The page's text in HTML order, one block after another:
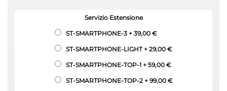
Servizio Estensione
ST-SMARTPHONE-3 + 39,00 €
ST-SMARTPHONE-LIGHT+ 29,00 €
ST-SMARTPHONE-TOP-1 + 59,00 €
ST-SMARTPHONE-TOP-2 + 99,00 €